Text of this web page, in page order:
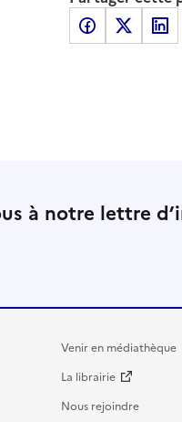
Partager surPartager sur X
à notre lettre
Venir en médiathèque
La librairie
Nous rejoindre